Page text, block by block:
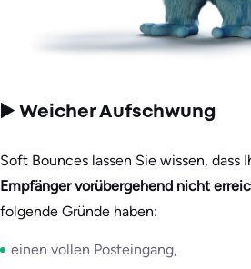
▶️ Weicher Aufschwung
Soft Bounces lassen Sie wissen, dass
Empfänger vorübergehend nicht
folgende Gründe haben:
einen vollen Posteingang,